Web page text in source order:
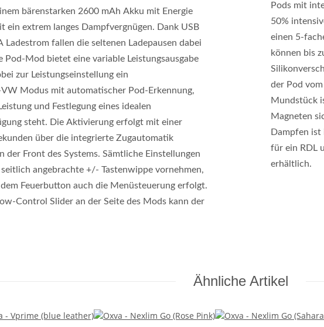
bärenstarken 2600 mAh Akku mit Energie
ein extrem langes Dampfvergnügen. Dank USB
Ladestrom fallen die seltenen Ladepausen dabei
Mod bietet eine variable Leistungsausgabe
zur Leistungseinstellung ein
Modus mit automatischer Pod-Erkennung,
und Festlegung eines idealen
steht. Die Aktivierung erfolgt mit einer
über die integrierte Zugautomatik
der Front des Systems. Sämtliche Einstellungen
seitlich angebrachte +/- Tastenwippe vornehmen,
Feuerbutton auch die Menüsteuerung erfolgt.
Control Slider an der Seite des Mods kann der
Pods mit
50%
einen 5-
können bis
der Pod
Mundstück
Magneten
Dampfen ist
für ein RDL
erhältlich.
Ähnliche Artikel